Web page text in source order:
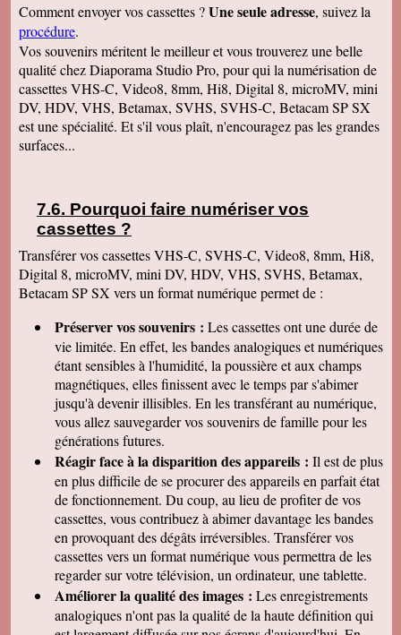
Pompignan • Lavit • Montpezat-de-Quercy •
Aucamville • Finhan • Caylus • Bessens •
Comment envoyer vos cassettes ?Une seule adresse, suivez la
procédure.
Vos souvenirs méritent le meilleur et vous trouverez une belle
qualité chez Diaporama Studio Pro, pour qui la numérisation de
cassettes VHS-C, Video8, 8mm, Hi8, Digital 8, microMV, mini
DV, HDV, VHS, Betamax, SVHS, SVHS-C, Betacam SP SX
est une spécialité. Et s'il vous plaît, n'encouragez pas les grandes
surfaces...
Pourquoi faire numériser vos
cassettes ?
Transférer vos cassettes VHS-C, SVHS-C, Video8, 8mm, Hi8,
Digital 8, microMV, mini DV, HDV, VHS, SVHS, Betamax,
Betacam SP SX vers un format numérique permet de :
Préserver vos souvenirs : Les cassettes ont une durée de
vie limitée. En effet, les bandes analogiques et numériques
étant sensibles à l'humidité, la poussière et aux champs
magnétiques, elles finissent avec le temps par s'abimer
jusqu'à devenir illisibles. En lestransférant au numérique,
vous allez sauvegarder vos souvenirs de famille pour les
générations futures.
Réagir face à la disparition des appareils : Il est de plus
en plus difficile de se procurer des appareils en parfait état
de fonctionnement. Du coup, au lieu de profiter de vos
cassettes, vous contribuez à abimer davantage les bandes
en provoquant des dégâts irréversibles. Transférer vos
cassettes vers un format numérique vous permettra de les
regarder sur votre télévision, un ordinateur, une tablette.
Améliorer la qualité des images : Les enregistrements
analogiques n'ont pas la qualité de la haute définition qui